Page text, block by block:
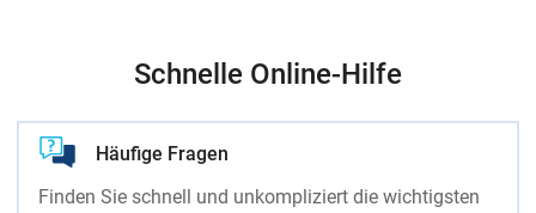
Schnelle Online-Hilfe
Häufige Fragen
Finden Sie schnell und unkompliziert die wichtigsten